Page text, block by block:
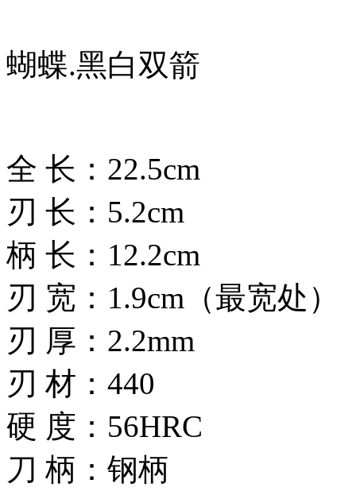
蝴蝶.黑白双箭
全 长：22.5cm
刃 长：5.2cm
柄 长：12.2cm
刃 宽：1.9cm（最宽处）
刃 厚：2.2mm
刃 材：440
硬 度：56HRC
刀 柄：钢柄